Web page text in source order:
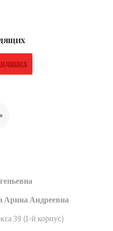
Арина Андреевна
39 (1-й корпус)